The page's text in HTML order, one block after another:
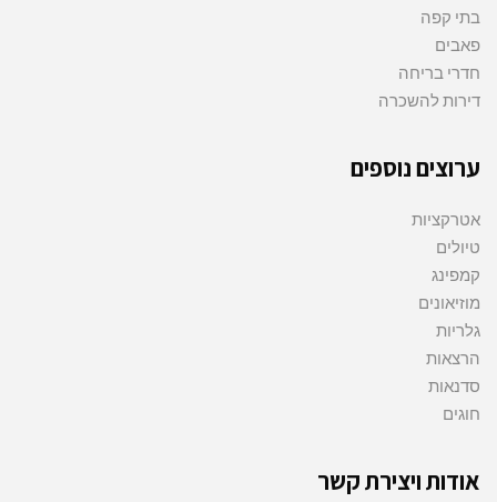
בתי קפה
פאבים
חדרי בריחה
דירות להשכרה
ערוצים נוספים
אטרקציות
טיולים
קמפינג
מוזיאונים
גלריות
הרצאות
סדנאות
חוגים
אודות ויצירת קשר